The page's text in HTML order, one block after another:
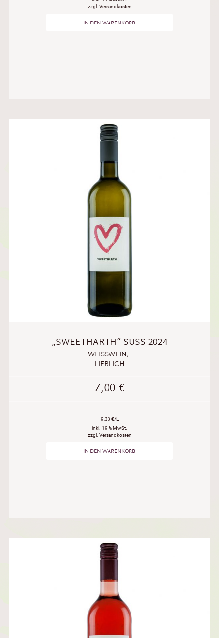
zzgl. Versandkosten
IN DEN WARENKORB
„SWEETHARTH“ SÜSS 2024
WEISSWEIN ,
LIEBLICH
7,00€
9,33 €/L
inkl. 19 % MwSt.
zzgl. Versandkosten
IN DEN WARENKORB